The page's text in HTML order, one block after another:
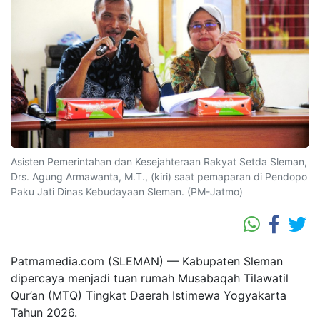
Asisten Pemerintahan dan Kesejahteraan Rakyat Setda Sleman,
Drs. Agung Armawanta, M.T., (kiri) saat pemaparan di Pendopo
Paku Jati Dinas Kebudayaan Sleman. (PM-Jatmo)
Patmamedia.com (SLEMAN) — Kabupaten Sleman
dipercaya menjadi tuan rumah Musabaqah Tilawatil
Qur’an (MTQ) Tingkat Daerah Istimewa Yogyakarta
Tahun 2026.